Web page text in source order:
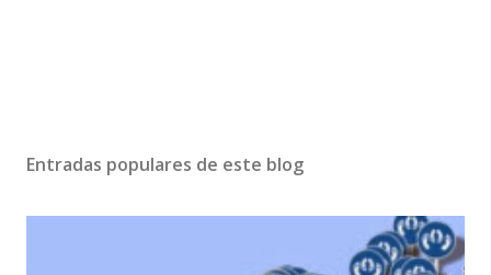
Entradas populares de este blog